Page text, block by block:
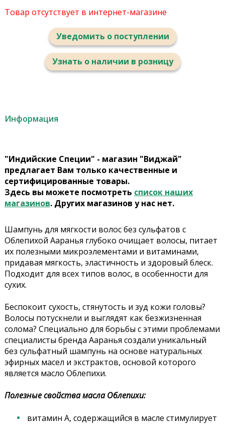
Товар отсутствует в интернет-магазине
Уведомить о поступлении
Узнать о наличии в розницу
Информация
"Индийские Специи" - магазин "Виджай"
предлагает Вам только качественные и
сертифицированные товары.
Здесь вы можете посмотреть список наших
магазинов. Других магазинов у нас нет.
Шампунь для мягкости волос без сульфатов с
Облепихой Ааранья глубоко очищает волосы, питает
их полезными микроэлементами и витаминами,
придавая мягкость, эластичность и здоровый блеск.
Подходит для всех типов волос, в особенности для
сухих.
Беспокоит сухость, стянутость и зуд кожи головы?
Волосы потускнели и выглядят как безжизненная
солома? Специально для борьбы с этими проблемами
специалисты бренда Ааранья создали уникальный
без сульфатный шампунь на основе натуральных
эфирных масел и экстрактов, основой которого
является масло Облепихи.
Полезные свойства масла Облепихи:
витамин А, содержащийся в масле стимулирует